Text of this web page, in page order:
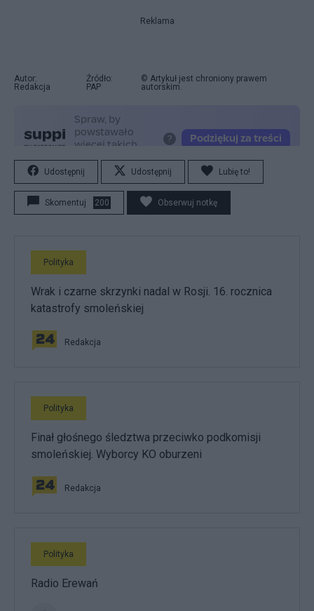
Reklama
Autor:
Redakcja
Źródło:
PAP
© Artykuł jest chroniony prawem
autorskim.
Udostępnij Udostępnij Lubię to!
Skomentuj 200 Obserwuj notkę
Polityka
Wrak i czarne skrzynki nadal w Rosji. 16. rocznica
katastrofy smoleńskiej
Redakcja
Polityka
Finał głośnego śledztwa przeciwko podkomisji
smoleńskiej. Wyborcy KO oburzeni
Redakcja
Polityka
Radio Erewań